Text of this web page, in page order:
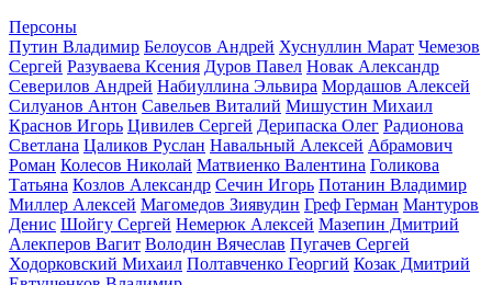
Персоны
Путин Владимир Белоусов Андрей Хуснуллин Марат Чемезов
Сергей Разуваева Ксения Дуров Павел Новак Александр
Северилов Андрей Набиуллина Эльвира Мордашов Алексей
Силуанов Антон Савельев Виталий Мишустин Михаил
Краснов Игорь Цивилев Сергей Дерипаска Олег Радионова
Светлана Цаликов Руслан Навальный Алексей Абрамович
Роман Колесов Николай Матвиенко Валентина Голикова
Татьяна Козлов Александр Сечин Игорь Потанин Владимир
Миллер Алексей Магомедов Зиявудин Греф Герман Мантуров
Денис Шойгу Сергей Немерюк Алексей Мазепин Дмитрий
Алекперов Вагит Володин Вячеслав Пугачев Сергей
Ходорковский Михаил Полтавченко Георгий Козак Дмитрий